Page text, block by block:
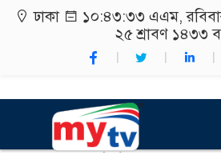
ঢাকা ১০:৪৩:৩৪ এএম,
২৫ শ্রাবণ ১৪৩৩